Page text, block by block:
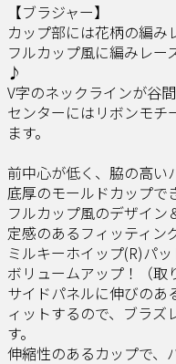
【ブラジャー】
カップ部には花柄の編み
フルカップ風に編みレー
♪
V字のネックラインが谷
センターにはリボンモチ
ます。
前中心が低く、脇の高い
底厚のモールドカップで
フルカップ風のデザイン
定感のあるフィッティン
ミルキーホイップ(R)パ
ボリュームアップ！（取
サイドパネルに伸びのあ
ィットするので、ブラズ
す。
伸縮性のあるカップで、